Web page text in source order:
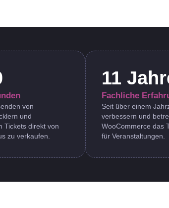
von
und
Tickets direkt von
zu verkaufen.
11
Fachliche
Seit über einem
verbessern und
WooCommerce das
für Veranstaltungen.